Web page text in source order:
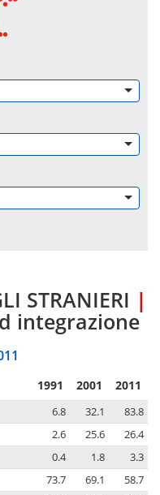
STRANIERI |
integrazione
1991 2001 2011
6.8 32.1
83.8
2.6 25.6
26.4
0.4 1.8
3.3
73.7 69.1
58.7